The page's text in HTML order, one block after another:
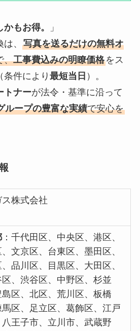
もお得。
」
、
写真を送るだけの無料オ
、工事費込みの明瞭価格をス
条件により最短当日 ）。
トナーが法令・基準に沿って
ループの豊富な実績で安心を
株式会社
：千代田区、中央区、港区、
文京区、台東区、墨田区、
品川区、目黒区、大田区、
、渋谷区、中野区、杉並
島区、北区、荒川区、板橋
馬区、足立区、葛飾区、江戸
八王子市、立川市、武蔵野